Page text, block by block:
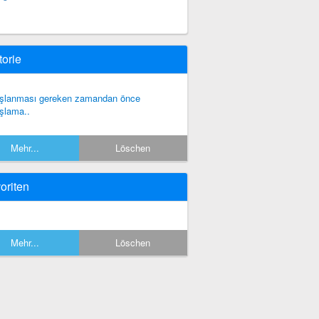
gereken zamandan önce
Mehr... Löschen
Mehr... Löschen